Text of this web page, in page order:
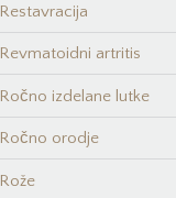
Restavracija
Revmatoidni artritis
Ročno izdelane lutke
Ročno orodje
Rože